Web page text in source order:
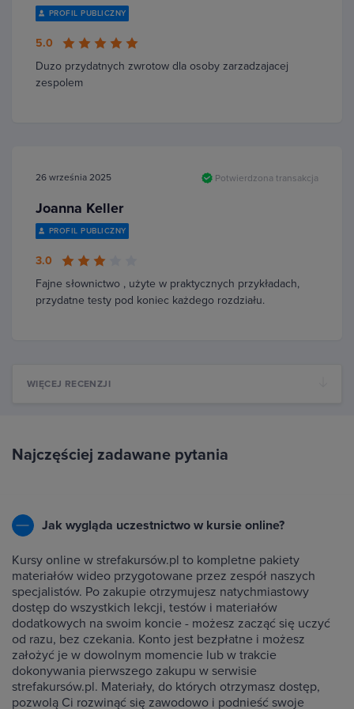
PROFIL PUBLICZNY
5.0
Duzo przydatnych zwrotow dla osoby zarzadzajacej
zespolem
26 września 2025 Potwierdzona transakcja
Joanna Keller
PROFIL PUBLICZNY
3.0
Fajne słownictwo , użyte w praktycznych przykładach,
przydatne testy pod koniec każdego rozdziału.
WIĘCEJ RECENZJI
Najczęściej zadawane pytania
Jak wygląda uczestnictwo w kursie online?
Kursy online w strefakursów.pl to kompletne pakiety
materiałów wideo przygotowane przez zespół naszych
specjalistów. Po zakupie otrzymujesz natychmiastowy
dostęp do wszystkich lekcji, testów i materiałów
dodatkowych na swoim koncie - możesz zacząć się uczyć
od razu, bez czekania. Konto jest bezpłatne i możesz
założyć je w dowolnym momencie lub w trakcie
dokonywania pierwszego zakupu w serwisie
strefakursów.pl. Materiały, do których otrzymasz dostęp,
pozwolą Ci rozwinąć się zawodowo i podnieść swoje